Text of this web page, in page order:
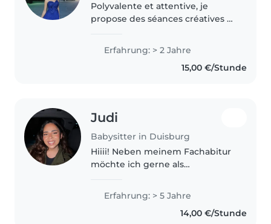
Polyvalente et attentive, je
propose des séances créatives et
de 2 à 12 ans, habituée aux
besoins spécifiques. Bilingue et
formée aux premiers secours,..
Erfahrung: > 2 Jahre
15,00 €/Stunde
Judi
Babysitter in Duisburg
Hiiii! Neben meinem Fachabitur
möchte ich gerne als
sehr gut mit kleinen Kindern
umgehen kann und bereits
Erfahrung in der Betreuung von
Erfahrung: > 5 Jahre
14,00 €/Stunde